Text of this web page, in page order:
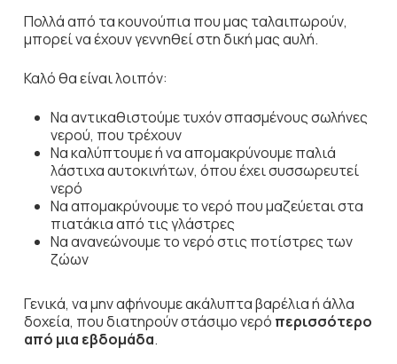
Πολλά από τα κουνούπια που μας ταλαιπωρούν,
μπορεί να έχουν γεννηθεί στη δική μας αυλή.
Καλό θα είναι λοιπόν:
Να αντικαθιστούμε τυχόν σπασμένους σωλήνες
νερού, που τρέχουν
Να καλύπτουμε ή να απομακρύνουμε παλιά
λάστιχα αυτοκινήτων, όπου έχει συσσωρευτεί
νερό
Να απομακρύνουμε το νερό που μαζεύεται στα
πιατάκια από τις γλάστρες
Να ανανεώνουμε το νερό στις ποτίστρες των
ζώων
Γενικά, να μην αφήνουμε ακάλυπτα βαρέλια ή άλλα
δοχεία, που διατηρούν στάσιμο νερό περισσότερο
από μια εβδομάδα.